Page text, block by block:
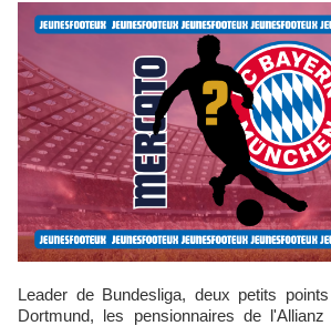
Leader de Bundesliga, deux petits points devant le Borussia
Dortmund, les pensionnaires de